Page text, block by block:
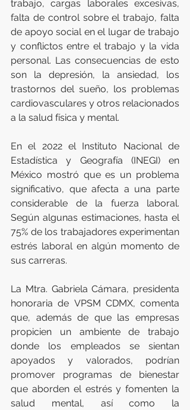
trabajo, cargas laborales excesivas,
falta de control sobre el trabajo, falta
de apoyo social en el lugar de trabajo
y conflictos entre el trabajo y la vida
personal. Las consecuencias de esto
son la depresión, la ansiedad, los
trastornos del sueño, los problemas
cardiovasculares y otros relacionados
a la salud física y mental.
En el 2022 el Instituto Nacional de
Estadística y Geografía (INEGI) en
México mostró que es un problema
significativo, que afecta a una parte
considerable de la fuerza laboral.
Según algunas estimaciones, hasta el
75% de los trabajadores experimentan
estrés laboral en algún momento de
sus carreras.
La Mtra. Gabriela Cámara, presidenta
honoraria de VPSM CDMX, comenta
que, además de que las empresas
propicien un ambiente de trabajo
donde los empleados se sientan
apoyados y valorados, podrían
promover programas de bienestar
que aborden el estrés y fomenten la
salud mental, así como la